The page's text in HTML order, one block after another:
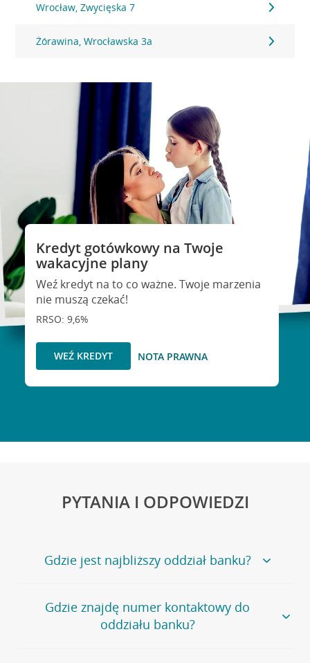
Wrocław, Zwycięska 7
Żórawina, Wrocławska 3a
Kredyt gotówkowy na Twoje
wakacyjne plany
Weź kredyt na to co ważne. Twoje marzenia
nie muszą czekać!
RRSO: 9,6%
WEŹ KREDYT NOTA PRAWNA
PYTANIA I ODPOWIEDZI
Gdzie jest najbliższy oddział banku?
Jeśli szukasz oddziału naszego banku, zapraszamy na
stronęPlacówki i bankomaty, na której znajduje się
wygodna wyszukiwarka.
Gdzie znajdę numer kontaktowy do
oddziału banku?